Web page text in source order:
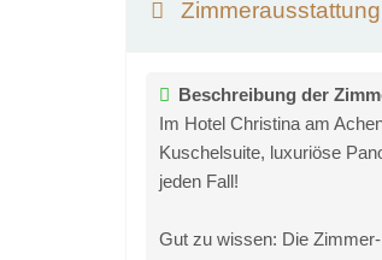
Zimmerausstattung
Beschreibung der
Im Hotel Christina am
Kuschelsuite, luxuriöse
jeden Fall!
Gut zu wissen: Die